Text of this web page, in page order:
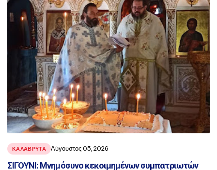
ΚΑΛΑΒΡΥΤΑ Αύγουστος 05, 2026
ΣΙΓΟΥΝΙ: Μνημόσυνο κεκοιμημένων συμπατριωτών